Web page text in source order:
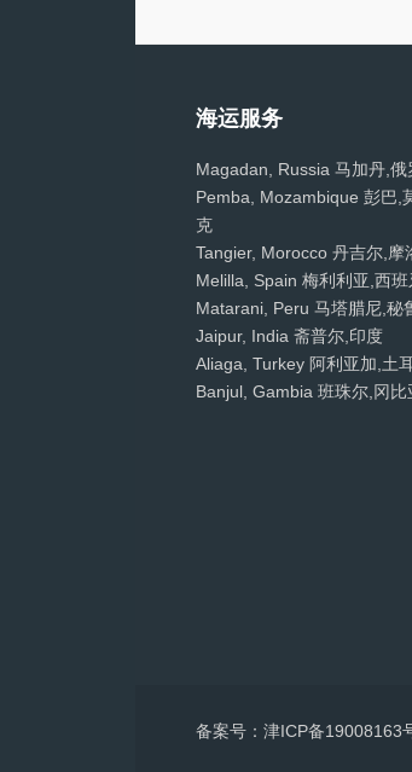
海运服务
Magadan, Russia 马加丹,俄
Pemba, Mozambique 彭巴,
克
Tangier, Morocco 丹吉尔,摩
Melilla, Spain 梅利利亚,西班
Matarani, Peru 马塔腊尼,秘
Jaipur, India 斋普尔,印度
Aliaga, Turkey 阿利亚加,土
Banjul, Gambia 班珠尔,冈比
备案号：津ICP备